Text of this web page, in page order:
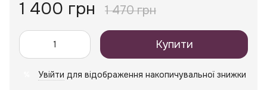
1 400 грн 1 470 грн
Купити
Увійти для відображення накопичувальної знижки